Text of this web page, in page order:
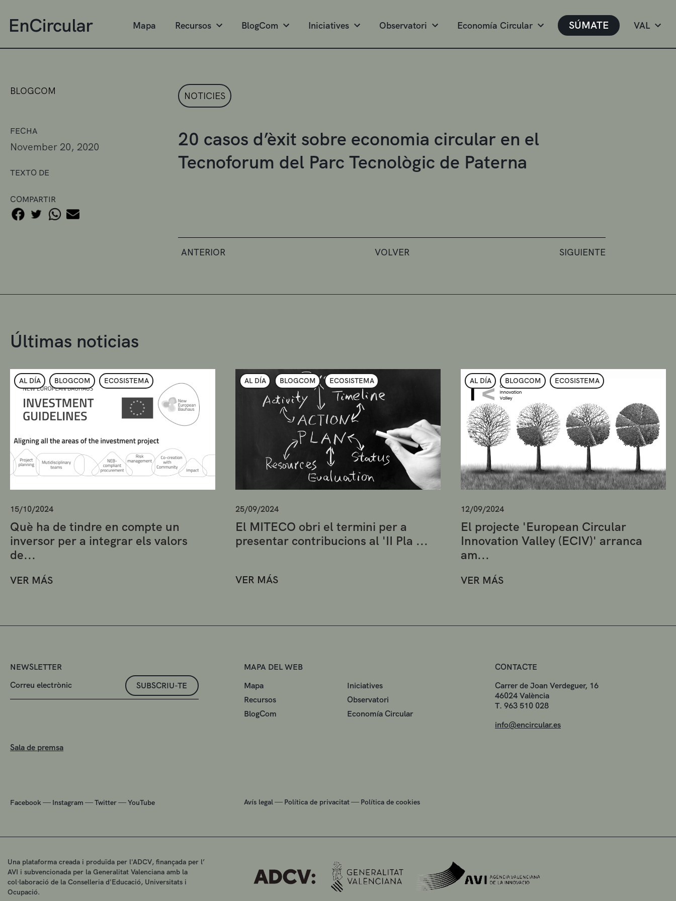
Mapa Recursos BlogCom Iniciatives Observatori Economía Circular SÚMATE VAL
BLOGCOM
FECHA
November 20, 2020
TEXTO DE
COMPARTIR
NOTICIES
20 casos d’èxit sobre economia circular en el
Tecnoforum del Parc Tecnològic de Paterna
ANTERIOR VOLVER SIGUIENTE
Últimas noticias
AL DÍA BLOGCOM ECOSISTEMA
15/10/2024
Què ha de tindre en compte un
inversor per a integrar els valors
de...
VER MÁS
AL DÍA BLOGCOM ECOSISTEMA
25/09/2024
El MITECO obri el termini per a
presentar contribucions al 'II Pla ...
VER MÁS
AL DÍA BLOGCOM ECOSISTEMA
12/09/2024
El projecte 'European Circular
Innovation Valley (ECIV)' arranca
am...
VER MÁS
NEWSLETTER
SUBSCRIU-TE
Sala de premsa
Facebook — Instagram —Twitter—YouTube
MAPA DEL WEB
Mapa
Iniciatives
Recursos
Observatori
BlogCom
Economía Circular
Avís legal — Política de privacitat— Política de cookies
CONTACTE
Carrer de Joan Verdeguer, 16
46024 València
T. 963 510 028
info@encircular.es
Una plataforma creada i produïda per l'ADCV, finançada per l’
AVI i subvencionada per la Generalitat Valenciana amb la
col·laboració de la Conselleria d'Educació, Universitats i
Ocupació.